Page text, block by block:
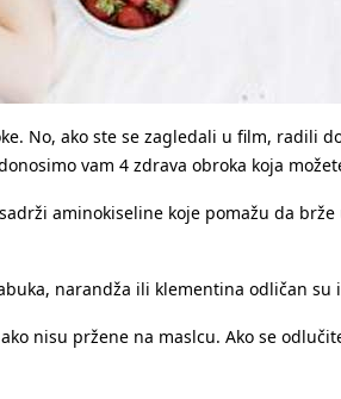
No, ako ste se zagledali u film, radili
vam 4 zdrava obroka koja
aminokiseline koje pomažu da
narandža ili klementina odličan su
nisu pržene na maslcu. Ako se